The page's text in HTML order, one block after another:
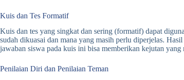
Kuis dan Tes Formatif
Kuis dan tes yang singkat dan sering (formatif) dapat
sudah dikuasai dan mana yang masih perlu diperjelas.
jawaban siswa pada kuis ini bisa memberikan kejutan yang
Penilaian Diri dan Penilaian Teman